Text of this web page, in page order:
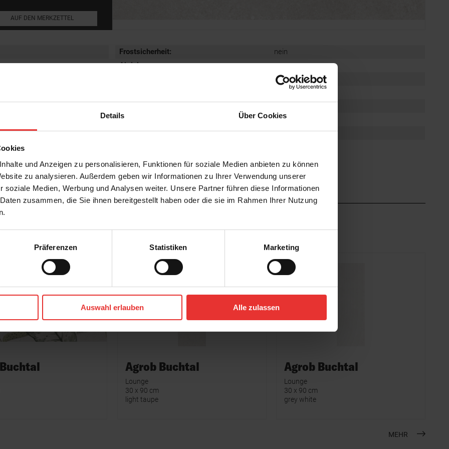
Details Über Cookies
und Anzeigen zu personalisieren, Funktionen für soziale Medien anbieten zu können
zu analysieren. Außerdem geben wir Informationen zu Ihrer Verwendung unserer
soziale Medien, Werbung und Analysen weiter. Unsere Partner führen diese Informationen
zusammen, die Sie ihnen bereitgestellt haben oder die sie im Rahmen Ihrer Nutzung
Präferenzen Statistiken Marketing
Auswahl erlauben Alle zulassen
AUF DEN MERKZETTEL
Frostsicherheit:
nein
Abriebgruppe:
-
-
light taupe
Rektifiziert
nein
Rutschhemmwert:
-
Agrob Buchtal
Lounge
30 x 90 cm
light taupe
Agrob Buchtal
Lounge
30 x 90 cm
grey white
MEHR